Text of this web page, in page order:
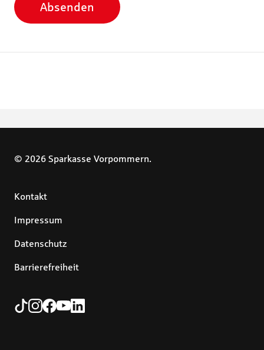
Absenden
© 2026 Sparkasse Vorpommern.
Kontakt
Impressum
Datenschutz
Barrierefreiheit